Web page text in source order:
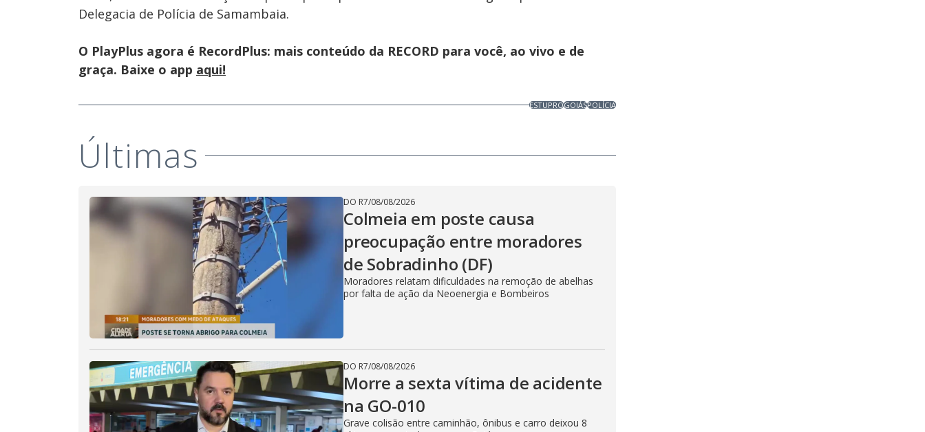
Delegacia de Polícia de Samambaia.
O PlayPlus agora é RecordPlus: mais conteúdo da RECORD para você, ao vivo e de
graça. Baixe o app aqui!
ESTUPROGOIÁSPOLÍCIA
Últimas
DO R7/08/08/2026
Colmeia em poste causa
preocupação entre moradores
de Sobradinho (DF)
Moradores relatam dificuldades na remoção de abelhas
por falta de ação da Neoenergia e Bombeiros
DO R7/08/08/2026
Morre a sexta vítima de acidente
na GO-010
Grave colisão entre caminhão, ônibus e carro deixou 8